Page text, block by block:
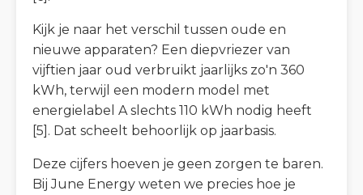
Kijk je naar het verschil tussen oude en
nieuwe apparaten? Een diepvriezer van
vijftien jaar oud verbruikt jaarlijks zo'n 360
kWh, terwijl een modern model met
energielabel A slechts 110 kWh nodig heeft
[5]. Dat scheelt behoorlijk op jaarbasis.
Deze cijfers hoeven je geen zorgen te baren.
Bij June Energy weten we precies hoe je